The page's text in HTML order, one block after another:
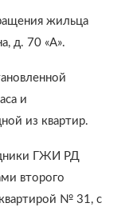
жильца
д. 70 «А».
и
из квартир.
ГЖИ РД
второго
№ 31, с